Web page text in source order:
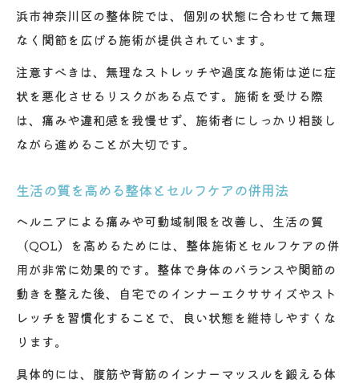
浜市神奈川区の整体院では、個別の状態に合わせて無理
なく関節を広げる施術が提供されています。
注意すべきは、無理なストレッチや過度な施術は逆に症
状を悪化させるリスクがある点です。施術を受ける際
は、痛みや違和感を我慢せず、施術者にしっかり相談し
ながら進めることが大切です。
生活の質を高める整体とセルフケアの併用法
ヘルニアによる痛みや可動域制限を改善し、生活の質
（QOL）を高めるためには、整体施術とセルフケアの併
用が非常に効果的です。整体で身体のバランスや関節の
動きを整えた後、自宅でのインナーエクササイズやスト
レッチを習慣化することで、良い状態を維持しやすくな
ります。
具体的には、腹筋や背筋のインナーマッスルを鍛える体